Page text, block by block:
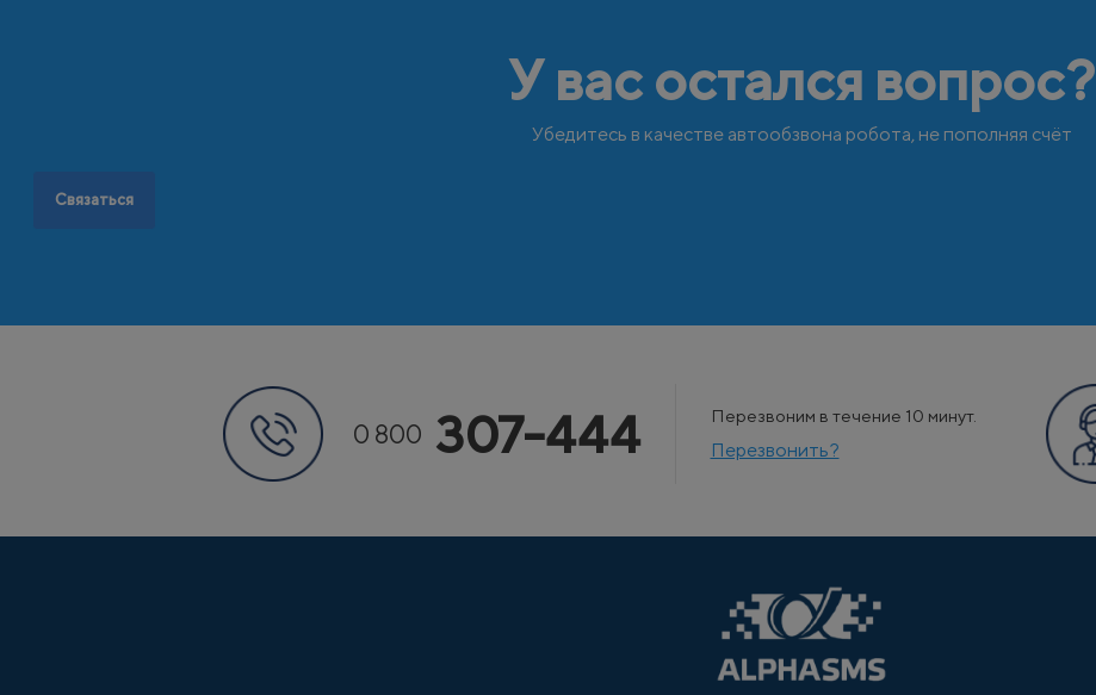
У вас остался вопрос?
Убедитесь в качестве автообзвона робота, не пополняя счёт
Связаться
0 800 307-444 Перезвоним в течение 10 минут.
Перезвонить?